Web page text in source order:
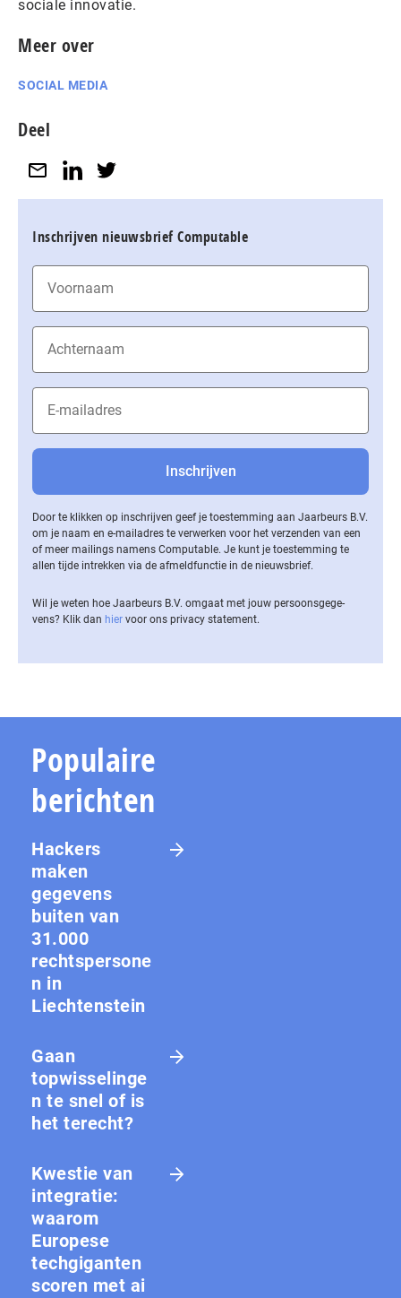
sociale innovatie.
Meer over
SOCIAL MEDIA
Deel
Inschrijven nieuwsbrief Computable
Door te klikken op inschrijven geef je toestemming aan Jaarbeurs B.V.
om je naam en e-mailadres te verwerken voor het verzenden van een
of meer mailings namens Computable. Je kunt je toestemming te
allen tijde intrekken via de af­meld­func­tie in de nieuwsbrief.
Wil je weten hoe Jaarbeurs B.V. omgaat met jouw per­soons­ge­ge­
vens? Klik dan hier voor ons privacy statement.
Populaire
berichten
Hackers
maken
gegevens
buiten van
31.000
rechtspersone
n in
Liechtenstein
Gaan
topwisselinge
n te snel of is
het terecht?
Kwestie van
integratie:
waarom
Europese
techgiganten
scoren met ai